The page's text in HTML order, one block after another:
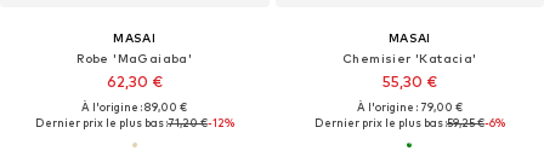
MASAI
Robe 'MaGaiaba'
62,30 €
À l'origine : 89,00 €
Dernier prix le plus bas :71,20 €-12%
MASAI
Chemisier 'Katacia'
55,30 €
À l'origine : 79,00 €
Dernier prix le plus bas :59,25 €-6%